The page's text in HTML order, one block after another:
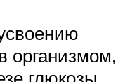
организмом,